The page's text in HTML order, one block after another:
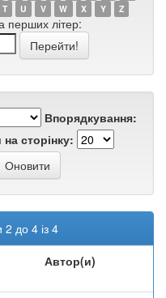
T U V W X Y Z
перших літер:
Впорядкування:
сторінку:
2 до 4 із 4
Автор(и)